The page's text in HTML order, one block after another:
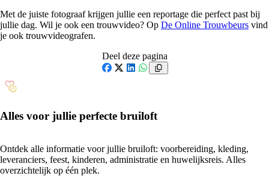
Met de juiste fotograaf krijgen jullie een reportage die perfect past bij
jullie dag. Wil je ook een trouwvideo? Op De Online Trouwbeurs vind
je ook trouwvideografen.
Deel deze pagina
Alles voor jullie perfecte bruiloft
Ontdek alle informatie voor jullie bruiloft: voorbereiding, kleding,
leveranciers, feest, kinderen, administratie en huwelijksreis. Alles
overzichtelijk op één plek.